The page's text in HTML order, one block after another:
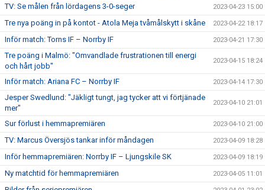
TV: Se målen från lördagens 3-0-seger 2023-04-23 15:00
Tre nya poäng in på kontot - Atola Meja tvåmålskytt i skåne 2023-04-22 18:17
Inför match: Torns IF – Norrby IF 2023-04-21 17:30
Tre poäng i Malmö: "Omvandlade frustrationen till energi
och hårt jobb"
2023-04-15 18:24
Inför match: Ariana FC – Norrby IF 2023-04-14 17:30
Jesper Swedlund: "Jäkligt tungt, jag tycker att vi förtjänade
mer"
2023-04-10 21:01
Sur förlust i hemmapremiären 2023-04-10 21:00
TV: Marcus Översjös tankar inför måndagen 2023-04-09 18:28
Inför hemmapremiären: Norrby IF – Ljungskile SK 2023-04-09 18:19
Ny matchtid för hemmapremiären 2023-04-05 11:01